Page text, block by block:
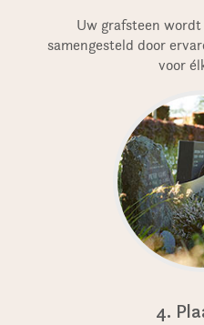
Uw grafsteen
samengesteld door
voor
4.